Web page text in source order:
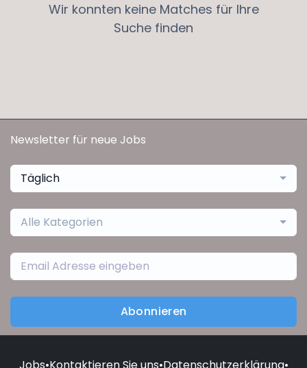
Wir konnten keine Matches für Ihre
Suche finden
Newsletter für neue Jobs
Täglich
Alle Kategorien
Abonnieren
Jobs•Kontaktieren Sie uns•Datenschutzerklärung•